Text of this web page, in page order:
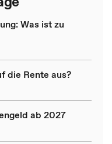
Was ist zu
die Rente aus?
ab 2027